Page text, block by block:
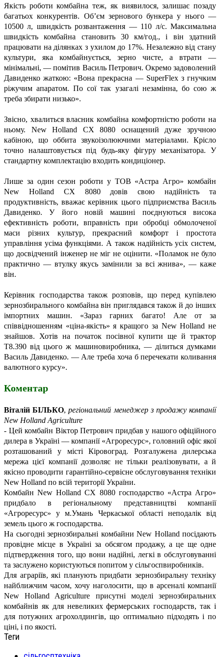
Якість роботи комбайна теж, як виявилося, залишає позаду
багатьох конкурентів. Об’єм зернового бункера у нього —
10500 л, швидкість розвантаження — 110 л/с. Максимальна
швидкість комбайна становить 30 км/год., і він здатний
працювати на ділянках з ухилом до 17%. Незалежно від стану
культури, яка комбайнується, зерно чисте, а втрати —
мінімальні, — помітив Василь Петрович. Окремо задоволений
Давиденко жаткою: «Вона прекрасна — SuperFlex з гнучким
ріжучим апаратом. По сої так узагалі незамінна, бо сою ж
треба збирати низько».
Звісно, хвалиться власник комбайна комфортністю роботи на
ньому. New Holland CX 8080 оснащений дуже зручною
кабіною, що оббита звукоізолюючими матеріалами. Крісло
точно налаштовується під будь-яку фігуру механізатора. У
стандартну комплектацію входить кондиціонер.
Лише за один сезон роботи у ТОВ «Астра Агро» комбайн
New Holland CX 8080 довів свою надійність та
продуктивність, вважає керівник цього підприємства Василь
Давиденко. У його новій машині поєднуються висока
ефективність роботи, вправність при обробці обмолоченої
маси різних культур, прекрасний комфорт і простота
управління усіма функціями. А також надійність усіх систем,
що досвідчений інженер не міг не оцінити. «Поламок не було
практично — втулку якусь замінили за всі жнива», — каже
він.
Керівник господарства також розповів, що перед купівлею
зернозбирального комбайна він приглядався також й до інших
імпортних машин. «Зараз гарних багато! Але от за
співвідношенням «ціна-якість» я кращого за New Holland не
знайшов. Хотів на початок посівної купити ще й трактор
Т8.390 від цього ж машиновиробника, — ділиться думками
Василь Давиденко. — Але треба хоча б перечекати коливання
валютного курсу».
Коментар
Віталій БІЛЬКО,регіональний менеджер з продажу компанії
New Holland Agriculture
- Цей комбайн Віктор Петрович придбав у нашого офіційного
дилера в Україні — компанії «Агроресурс», головний офіс якої
розташований у місті Кіровоград. Розгалужена дилерська
мережа цієї компанії дозволяє не тільки реалізовувати, а й
якісно проводити гарантійно-сервісне обслуговування техніки
New Holland по всій території України.
Комбайн New Holland СХ 8080 господарство «Астра Агро»
придбало в регіональному представництві компанії
«Агроресурс» у м.Умань Черкаської області неподалік від
земель цього ж господарства.
На сьогодні зернозбиральні комбайни New Holland посідають
провідне місце в Україні за обсягом продажу, а це ще одне
підтвердження того, що вони надійні, легкі в обслуговуванні
та заслужено користуються попитом у сільгоспвиробників.
Для аграріїв, які планують придбати зернозбиральну техніку
найближчим часом, хочу наголосити, що в арсеналі компанії
New Holland Agriculture присутні моделі зернозбиральних
комбайнів як для невеликих фермерських господарств, так і
для потужних агрохолдингів, що оптимально підходять і по
ціні, і по якості.
Теги